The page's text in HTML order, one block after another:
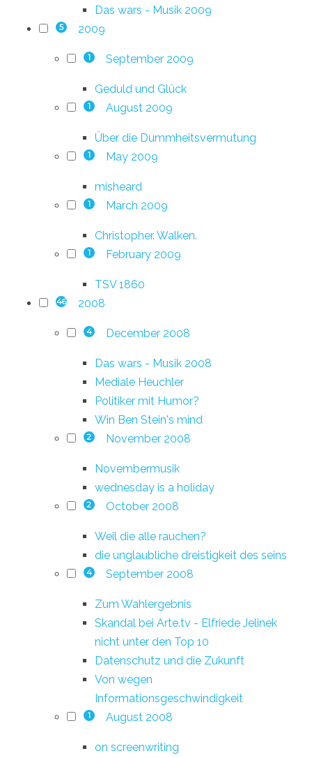
Das wars - Musik 2009
5 2009
1 September 2009
Geduld und Glück
1 August 2009
Über die Dummheitsvermutung
1 May 2009
misheard
1 March 2009
Christopher. Walken.
1 February 2009
TSV 1860
46 2008
4 December 2008
Das wars - Musik 2008
Mediale Heuchler
Politiker mit Humor?
Win Ben Stein's mind
2 November 2008
Novembermusik
wednesday is a holiday
2 October 2008
Weil die alle rauchen?
die unglaubliche dreistigkeit des seins
4 September 2008
Zum Wahlergebnis
Skandal bei Arte.tv - Elfriede Jelinek
nicht unter den Top 10
Datenschutz und die Zukunft
Von wegen
Informationsgeschwindigkeit
1 August 2008
on screenwriting